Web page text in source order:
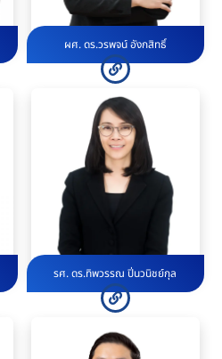
ผศ. ดร.วรพจน์ อังกสิทธิ์
รศ. ดร.ทิพวรรณ ปิ่นวนิชย์กุล